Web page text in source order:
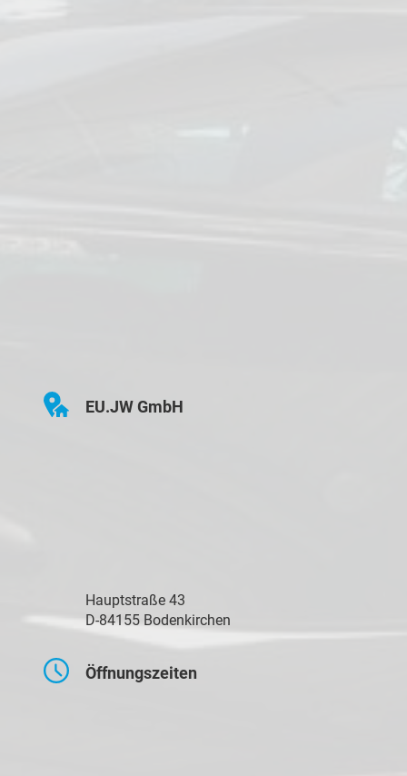
EU.JW GmbH
Hauptstraße 43
D-84155 Bodenkirchen
Öffnungszeiten